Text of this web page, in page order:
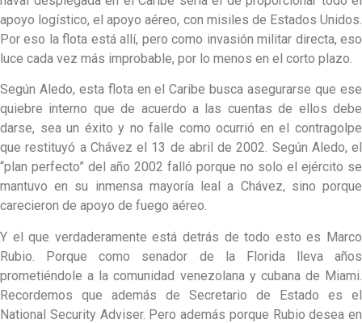
apoyo logístico, el apoyo aéreo, con misiles de Estados Unidos.
Por eso la flota está allí, pero como invasión militar directa, eso
luce cada vez más improbable, por lo menos en el corto plazo.
Según Aledo, esta flota en el Caribe busca asegurarse que ese
quiebre interno que de acuerdo a las cuentas de ellos debe
darse, sea un éxito y no falle como ocurrió en el contragolpe
que restituyó a Chávez el 13 de abril de 2002. Según Aledo, el
“plan perfecto” del año 2002 falló porque no solo el ejército se
mantuvo en su inmensa mayoría leal a Chávez, sino porque
carecieron de apoyo de fuego aéreo.
Y el que verdaderamente está detrás de todo esto es Marco
Rubio. Porque como senador de la Florida lleva años
prometiéndole a la comunidad venezolana y cubana de Miami.
Recordemos que además de Secretario de Estado es el
National Security Adviser. Pero además porque Rubio desea en